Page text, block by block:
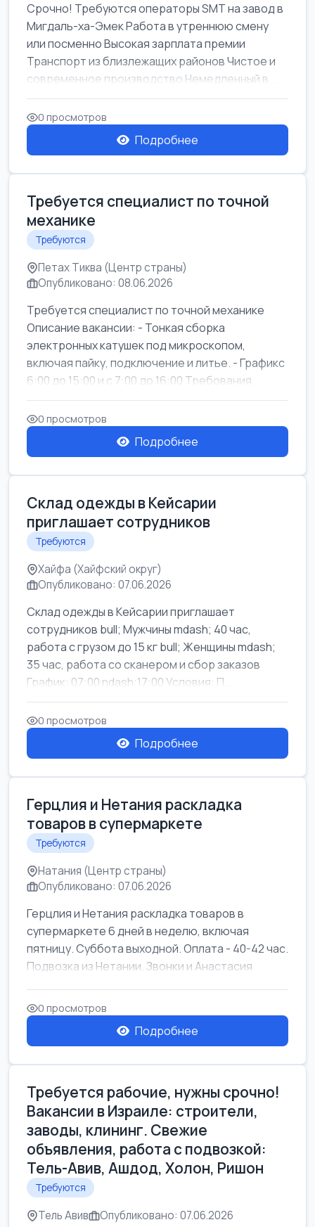
Срочно! Требуются операторы SMT на завод в
Мигдаль-ха-Эмек Работа в утреннюю смену
или посменно Высокая зарплата премии
Транспорт из близлежащих районов Чистое и
современное производство Немедленный в...
0 просмотров
Подробнее
Требуется специалист по точной
механике
Требуются
Петах Тиква (Центр страны)
Опубликовано: 08.06.2026
Требуется специалист по точной механике
Описание вакансии: - Тонкая сборка
электронных катушек под микроскопом,
включая пайку, подключение и литье. - Графикс
6:00 до 15:00 и с 7:00 до 16:00 Требования...
0 просмотров
Подробнее
Склад одежды в Кейсарии
приглашает сотрудников
Требуются
Хайфа (Хайфский округ)
Опубликовано: 07.06.2026
Склад одежды в Кейсарии приглашает
сотрудников bull; Мужчины mdash; 40 час,
работа с грузом до 15 кг bull; Женщины mdash;
35 час, работа со сканером и сбор заказов
График: 07:00 ndash;17:00 Условия: П...
0 просмотров
Подробнее
Герцлия и Нетания раскладка
товаров в супермаркете
Требуются
Натания (Центр страны)
Опубликовано: 07.06.2026
Герцлия и Нетания раскладка товаров в
супермаркете 6 дней в неделю, включая
пятницу. Суббота выходной. Оплата - 40-42 час.
Подвозка из Нетании. Звонки и Анастасия
0 просмотров
Подробнее
Требуется рабочие, нужны срочно!
Вакансии в Израиле: строители,
заводы, клининг. Свежие
объявления, работа с подвозкой:
Тель-Авив, Ашдод, Холон, Ришон
Требуются
Тель Авив Опубликовано: 07.06.2026